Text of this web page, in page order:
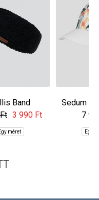
Band
3 990 Ft
méret
Sedum
7
Egy